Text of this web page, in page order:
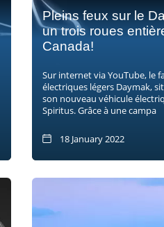
Pleins feux sur le
un trois roues
Canada!
Sur internet via YouTube, le
électriques légers Daymak,
son nouveau véhicule
Spiritus. Grâce à une campa
18 January 2022